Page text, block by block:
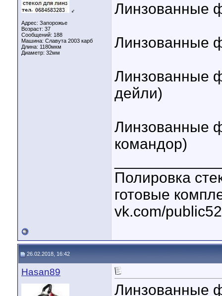
♂
Адрес: Запорожье
Возраст: 37
Сообщений: 188
Машина: Славута 2003 карб
Длина: 1180мкм
Диаметр: 32мм
Линзованные
Линзованные
Линзованные
дейли)
Линзованные
командор)
Полировка
готовые
vk.com/
26.02.2018, 16:42
Hasan89
Линзованные